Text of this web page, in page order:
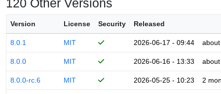
120 Other Versions
Version License Security Released
8.0.1 MIT 2026-06-17 - 09:44
8.0.0 MIT 2026-06-16 - 13:33
8.0.0-rc.6 MIT 2026-05-25 - 10:23 2